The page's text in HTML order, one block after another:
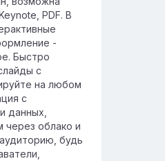
их
PDF. В
-
Быстро
с
на любом
с
данных,
через облако и
будь